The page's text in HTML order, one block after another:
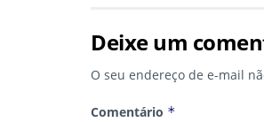
Deixe um
O seu endereço de e-mail
Comentário *